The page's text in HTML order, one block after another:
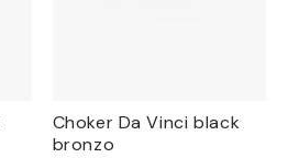
Choker Da Vinci black
bronzo